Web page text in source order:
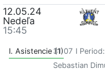
12.05.24
Nedeľa
15:45
I. Asistencie (1)31:07 I
Sebastian